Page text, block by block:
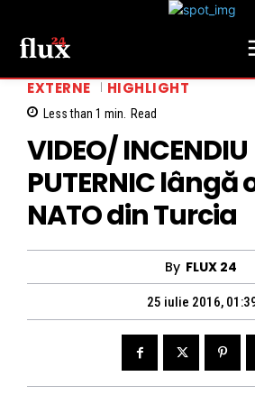
EXTERNE HIGHLIGHT
Less than 1 min. Read
VIDEO/ INCENDIU
PUTERNIC lângă
NATO din Turcia
By FLUX 24
25 iulie 2016,